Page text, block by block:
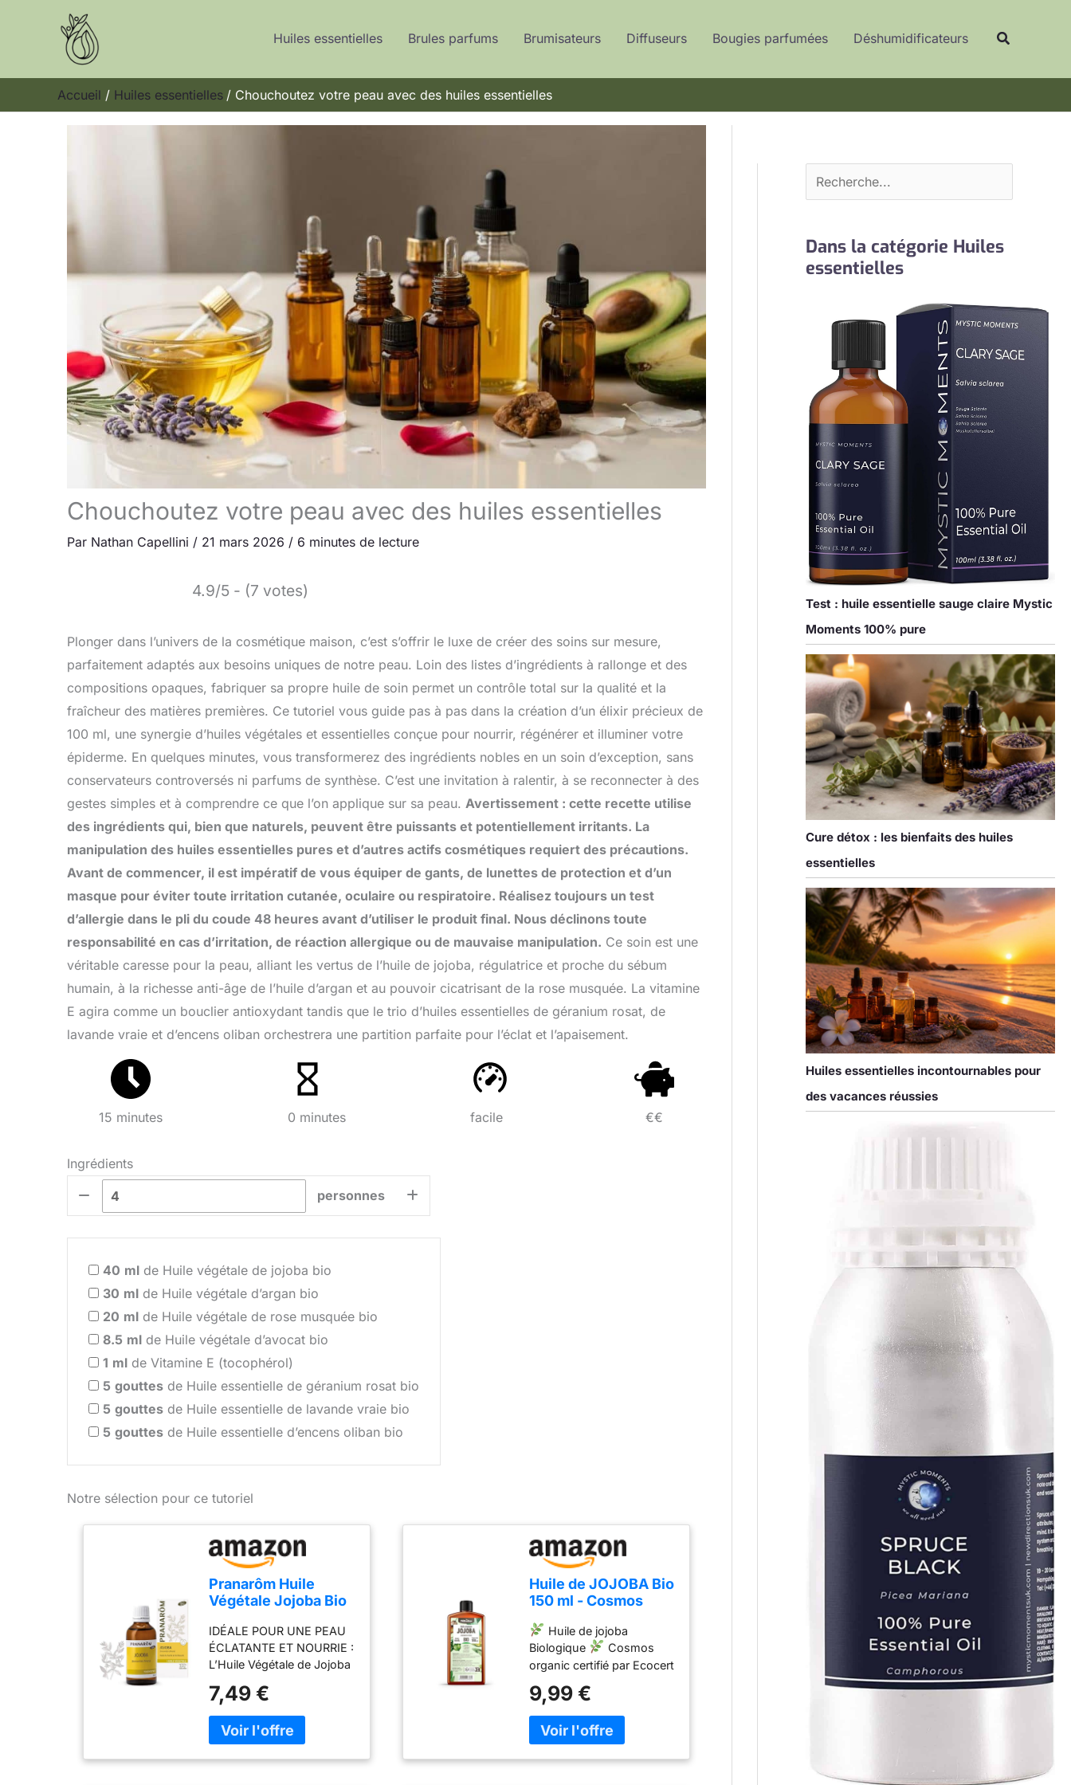
Huiles essentielles Brules parfums Brumisateurs Diffuseurs Bougies parfumées Déshumidificateurs
Accueil Huiles essentielles Chouchoutez votre peau avec des huiles essentielles
Chouchoutez votre peau avec des huiles essentielles
Par Nathan Capellini / 21 mars 2026 / 6 minutes de lecture
4.9/5 - (7 votes)
Plonger dans l’univers de la cosmétique maison, c’est s’offrir le luxe de créer des soins sur mesure,
parfaitement adaptés aux besoins uniques de notre peau. Loin des listes d’ingrédients à rallonge et des
compositions opaques, fabriquer sa propre huile de soin permet un contrôle total sur la qualité et la
fraîcheur des matières premières. Ce tutoriel vous guide pas à pas dans la création d’un élixir précieux de
100 ml, une synergie d’huiles végétales et essentielles conçue pour nourrir, régénérer et illuminer votre
épiderme. En quelques minutes, vous transformerez des ingrédients nobles en un soin d’exception, sans
conservateurs controversés ni parfums de synthèse. C’est une invitation à ralentir, à se reconnecter à des
gestes simples et à comprendre ce que l’on applique sur sa peau. Avertissement : cette recette utilise
des ingrédients qui, bien que naturels, peuvent être puissants et potentiellement irritants. La
manipulation des huiles essentielles pures et d’autres actifs cosmétiques requiert des précautions.
Avant de commencer, il est impératif de vous équiper de gants, de lunettes de protection et d’un
masque pour éviter toute irritation cutanée, oculaire ou respiratoire. Réalisez toujours un test
d’allergie dans le pli du coude 48 heures avant d’utiliser le produit final. Nous déclinons toute
responsabilité en cas d’irritation, de réaction allergique ou de mauvaise manipulation. Ce soin est une
véritable caresse pour la peau, alliant les vertus de l’huile de jojoba, régulatrice et proche du sébum
humain, à la richesse anti-âge de l’huile d’argan et au pouvoir cicatrisant de la rose musquée. La vitamine
E agira comme un bouclier antioxydant tandis que le trio d’huiles essentielles de géranium rosat, de
lavande vraie et d’encens oliban orchestrera une partition parfaite pour l’éclat et l’apaisement.
15 minutes 0 minutes facile €€
Ingrédients
personnes
40 ml de Huile végétale de jojoba bio
30 ml de Huile végétale d’argan bio
20 ml de Huile végétale de rose musquée bio
8.5 ml de Huile végétale d’avocat bio
1 ml de Vitamine E (tocophérol)
5 gouttes de Huile essentielle de géranium rosat bio
5 gouttes de Huile essentielle de lavande vraie bio
5 gouttes de Huile essentielle d’encens oliban bio
Notre sélection pour ce tutoriel
Pranarôm Huile
Végétale Jojoba Bio
IDÉALE POUR UNE PEAU
ÉCLATANTE ET NOURRIE :
L’Huile Végétale de Jojoba
efficace pour rendre la
peau lumineuse et bien
nourrie. Sa composition
similaire au sébum humain
en fait une huile
7,49 €
Huile de JOJOBA Bio
150 ml - Cosmos
Naturel - Pure,
Naturelle et Pressée
à froid - Cheveux,
Corps, Peau
Huile de jojoba
Biologique
Cosmos
organic certifié par Ecocert
référentiel COSMOS
9,99 €
e
e
c
r
Dans la catégorie Huiles
essentielles
Test : huile essentielle sauge claire Mystic
Moments 100% pure
Cure détox : les bienfaits des huiles
essentielles
Huiles essentielles incontournables pour
des vacances réussies